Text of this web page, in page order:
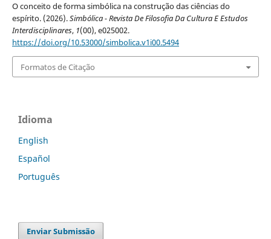
O conceito de forma simbólica na construção das ciências do
espírito. (2026).Simbólica - Revista De Filosofia Da Cultura E Estudos
Interdisciplinares, 1(00), e025002.
https://doi.org/10.53000/simbolica.v1i00.5494
Formatos de Citação
Idioma
English
Español
Português
Enviar Submissão